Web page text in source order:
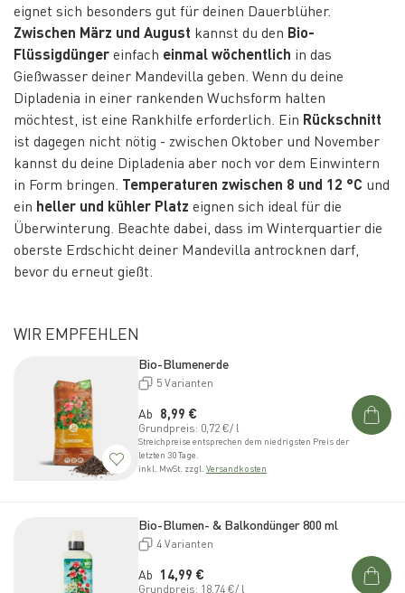
eignet sich besonders gut für deinen Dauerblüher.
Zwischen März und August kannst du den Bio-
Flüssigdüngereinfach einmal wöchentlich in das
Gießwasser deiner Mandevilla geben. Wenn du deine
Dipladenia in einer rankenden Wuchsform halten
möchtest, ist eine Rankhilfe erforderlich. Ein Rückschnitt
ist dagegen nicht nötig - zwischen Oktober und November
kannst du deine Dipladenia aber noch vor dem Einwintern
in Form bringen. Temperaturen zwischen 8 und 12 °C und
ein heller und kühler Platz eignen sich ideal für die
Überwinterung. Beachte dabei, dass im Winterquartier die
oberste Erdschicht deiner Mandevilla antrocknen darf,
bevor du erneut gießt.
WIR EMPFEHLEN
Bio-Blumenerde
5 Varianten
Ab Normaler Preis
8,99 €
Grundpreis: 0,72 €/ l
Streichpreise entsprechen dem niedrigsten Preis der
letzten 30 Tage.
inkl. MwSt. zzgl. Versandkosten
Bio-Blumen- & Balkondünger 800 ml
4 Varianten
Ab Normaler Preis
14,99 €
Grundpreis: 18,74 €/ l